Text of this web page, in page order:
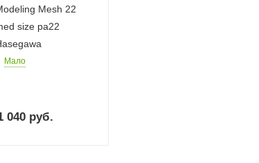
Mesh 22
size pa22
Мало
040 руб.